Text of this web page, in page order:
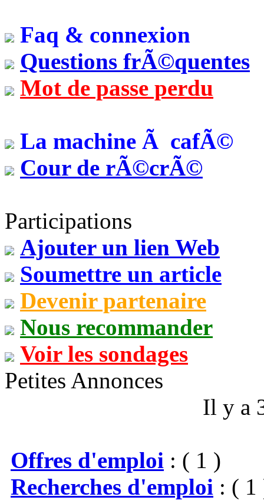
Faq & connexion
Questions frÃ©quentes
Mot de passe perdu
La machine Ã cafÃ©
Cour de rÃ©crÃ©
Participations
Ajouter un lien Web
Soumettre un article
Devenir partenaire
Nous recommander
Voir les sondages
Petites Annonces
Il y a
Offres d'emploi : ( 1 )
Recherches d'emploi : ( 1